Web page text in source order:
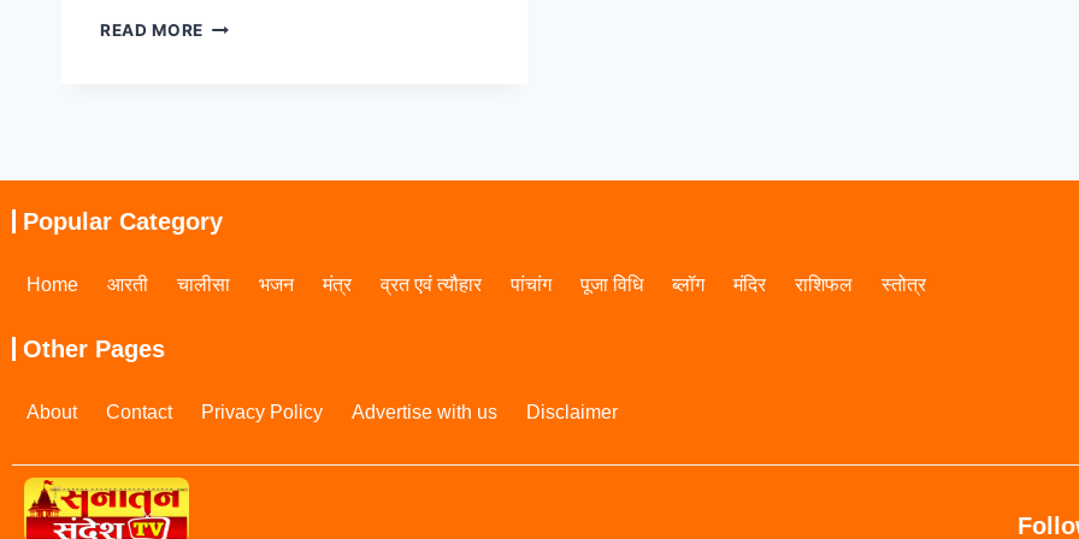
READ MORE
Popular Category
Home आरती चालीसा भजन मंत्र व्रत एवं त्यौहार पांचांग पूजा विधि ब्लॉग मंदिर राशिफल स्तोत्र
Other Pages
About Contact Privacy Policy Advertise with us Disclaimer